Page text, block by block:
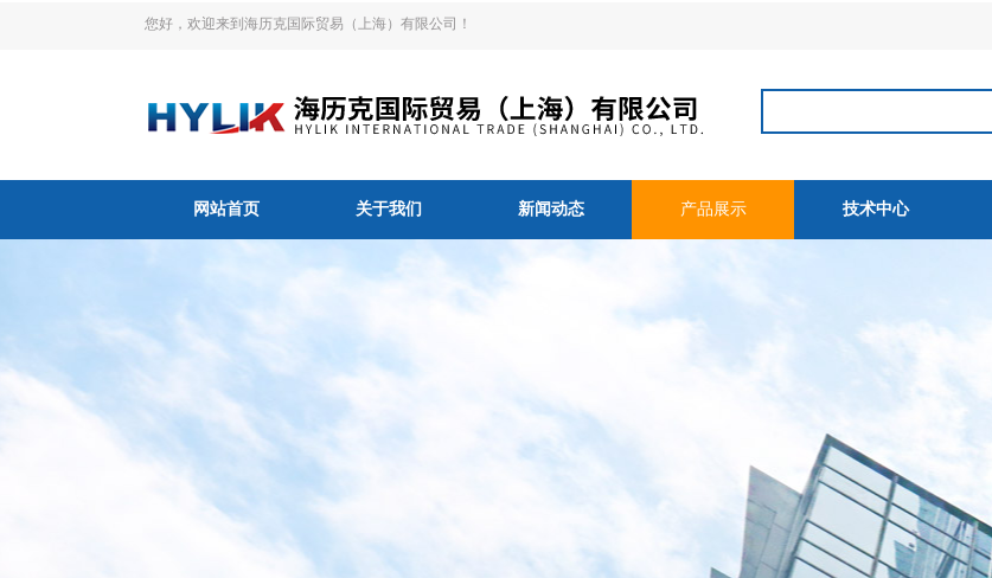
您好，欢迎来到海历克国际贸易（上海）有限公司！
网站首页 关于我们 新闻动态 产品展示 技术中心